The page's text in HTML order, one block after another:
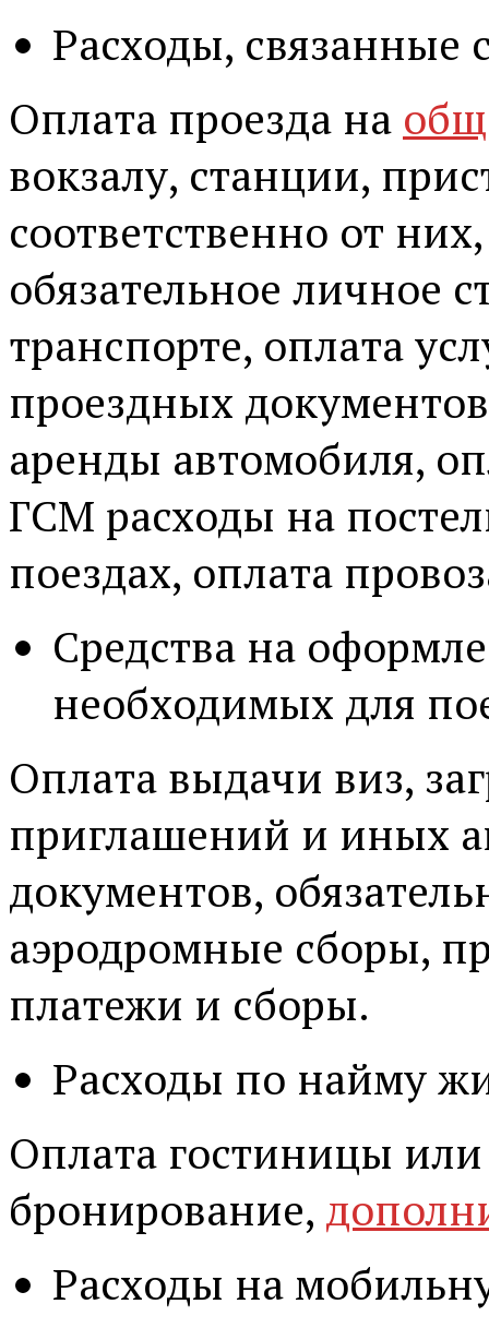
Расходы, связанные
Оплата проезда на
вокзалу, станции,
соответственно от
обязательное личное
транспорте, оплата
проездных
аренды автомобиля,
ГСМ расходы на
поездах, оплата
Средства на
необходимых для
Оплата выдачи виз,
приглашений и иных
документов,
аэродромные сборы,
платежи и сборы.
Расходы по найму
Оплата гостиницы
бронирование,
Расходы на